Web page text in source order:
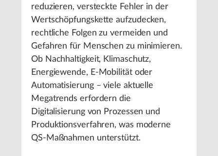
reduzieren, versteckte Fehler in der
Wertschöpfungskette aufzudecken,
rechtliche Folgen zu vermeiden und
Gefahren für Menschen zu minimieren.
Ob Nachhaltigkeit, Klimaschutz,
Energiewende, E-Mobilität oder
Automatisierung – viele aktuelle
Megatrends erfordern die
Digitalisierung von Prozessen und
Produktionsverfahren, was moderne
QS-Maßnahmen unterstützt.